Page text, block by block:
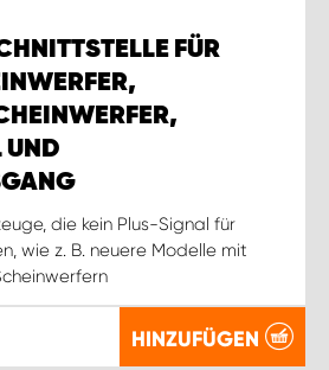
FÜR
UND
die kein Plus-Signal für
wie z. B. neuere Modelle mit
HINZUFÜGEN